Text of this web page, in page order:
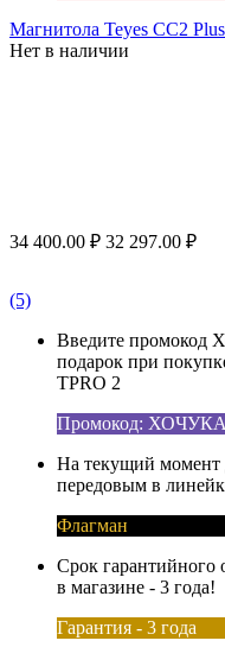
Магнитола Teyes CC2
Нет в наличии
34 400.00 ₽ 32 297.00 ₽
(5)
Введите промокод
подарок при
TPRO 2
Промокод:
На текущий момент
передовым в
Флагман
Срок гарантийного
в магазине - 3 года!
Гарантия - 3 года